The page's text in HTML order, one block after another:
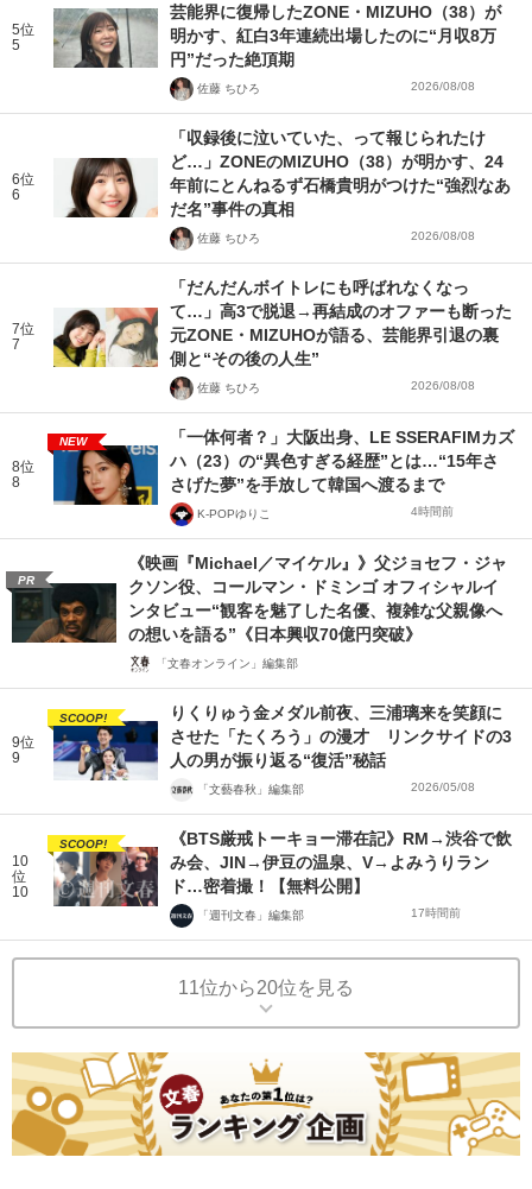
5位
5
芸能界に復帰したZONE・MIZUHO（38）が
明かす、紅白3年連続出場したのに“月収8万
円”だった絶頂期
佐藤 ちひろ 2026/08/08
6位
6
「収録後に泣いていた、って報じられたけ
ど…」ZONEのMIZUHO（38）が明かす、24
年前にとんねるず石橋貴明がつけた“強烈なあ
だ名”事件の真相
佐藤 ちひろ 2026/08/08
7位
7
「だんだんボイトレにも呼ばれなくなっ
て…」高3で脱退→再結成のオファーも断った
元ZONE・MIZUHOが語る、芸能界引退の裏
側と“その後の人生”
佐藤 ちひろ 2026/08/08
8位
8
NEW
「一体何者？」大阪出身、LE SSERAFIMカズ
ハ（23）の“異色すぎる経歴”とは…“15年さ
さげた夢”を手放して韓国へ渡るまで
K-POPゆりこ 4時間前
PR
《映画『Michael／マイケル』》父ジョセフ・ジャ
クソン役、コールマン・ドミンゴ オフィシャルイ
ンタビュー“観客を魅了した名優、複雑な父親像へ
の想いを語る”《日本興収70億円突破》
「文春オンライン」編集部
9位
9
SCOOP!
りくりゅう金メダル前夜、三浦璃来を笑顔に
させた「たくろう」の漫才 リンクサイドの3
人の男が振り返る“復活”秘話
「文藝春秋」編集部 2026/05/08
10
位
10
SCOOP!
《BTS厳戒トーキョー滞在記》RM→渋谷で飲
み会、JIN→伊豆の温泉、V→よみうりラン
ド…密着撮！【無料公開】
「週刊文春」編集部 17時間前
11位から20位を見る